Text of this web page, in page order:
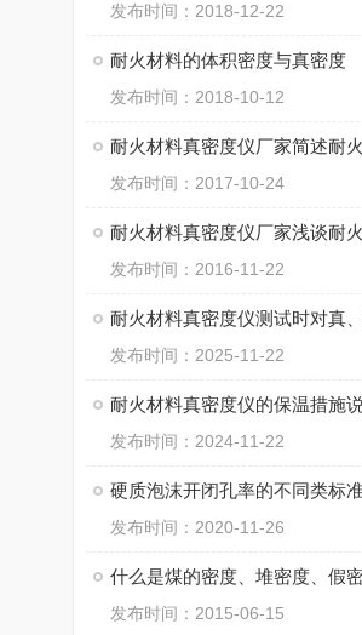
发布时间：2018-12-22
耐火材料的体积密度与真密度
发布时间：2018-10-12
发布时间：2017-10-24
发布时间：2016-11-22
发布时间：2025-11-22
耐火材料真密度仪的保温措施
发布时间：2024-11-22
发布时间：2020-11-26
发布时间：2015-06-15